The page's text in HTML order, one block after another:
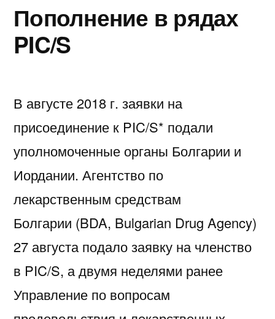
Пополнение в рядах
PIC/S
В августе 2018 г. заявки на
присоединение к PIC/S* подали
уполномоченные органы Болгарии и
Иордании. Агентство по
лекарственным средствам
Болгарии (BDA, Bulgarian Drug Agency)
27 августа подало заявку на членство
в PIC/S, а двумя неделями ранее
Управление по вопросам